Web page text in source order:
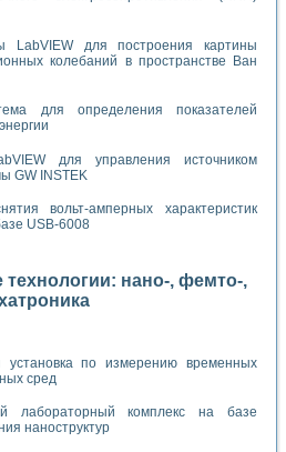
LabVIEW для построения картины
колебаний в пространстве Ван
для определения показателей
для управления источником
GW INSTEK
вольт-амперных характеристик
USB-6008
нано-, фемто-,
установка по измерению временных
сред
лабораторный комплекс на базе
наноструктур